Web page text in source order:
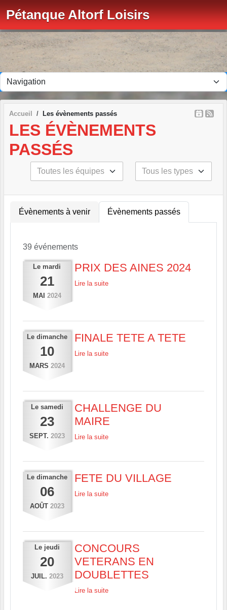
Pétanque Altorf Loisirs
Accueil Les évènements passés
LES ÉVÈNEMENTS
PASSÉS
Évènements à venir Évènements passés
39 événements
Le mardi
21
MAI 2024
PRIX DES AINES 2024
Lire la suite
Le dimanche
10
MARS 2024
FINALE TETE A TETE
Lire la suite
Le samedi
23
SEPT. 2023
CHALLENGE DU
MAIRE
Lire la suite
Le dimanche
06
AOÛT 2023
FETE DU VILLAGE
Lire la suite
Le jeudi
20
JUIL. 2023
CONCOURS
VETERANS EN
DOUBLETTES
Lire la suite